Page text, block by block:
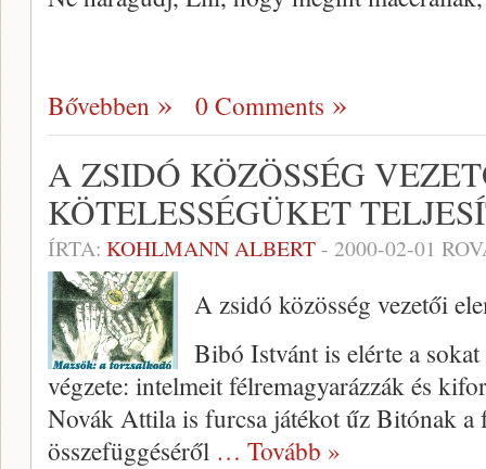
Bővebben 0 Comments
A ZSIDÓ KÖZÖSSÉG
KÖTELESSÉGÜKET
ÍRTA: KOHLMANN ALBERT- 2000-02-01
A zsidó közösség vezetői
Bibó Istvánt is elérte a
végzete: intel­meit félremagyarázzák és
Novák Attila is furcsa játékot űz Bitó­nak a
összefüg­géséről … Tovább »